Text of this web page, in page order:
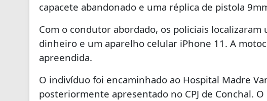
capacete abandonado e uma réplica de pistola
Com o condutor abordado, os policiais localizaram
dinheiro e um aparelho celular iPhone 11. A
apreendida.
O indivíduo foi encaminhado ao Hospital Madre
posteriormente apresentado no CPJ de Conchal.